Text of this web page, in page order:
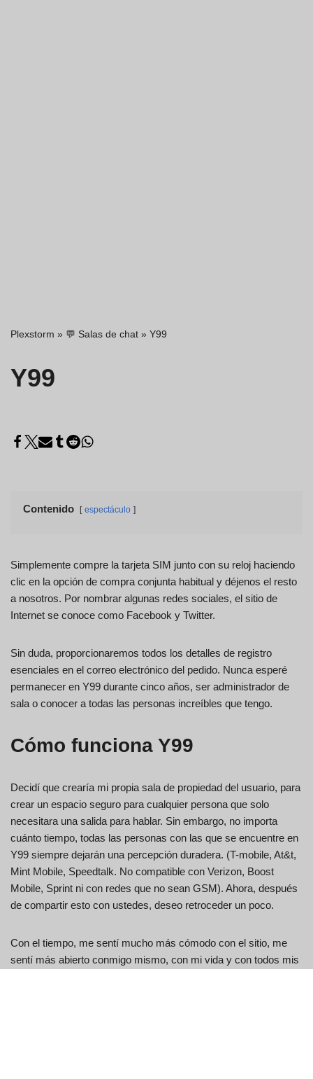
Plexstorm » 💬 Salas de chat » Y99
Y99
Contenido espectáculo
Simplemente compre la tarjeta SIM junto con su reloj haciendo
clic en la opción de compra conjunta habitual y déjenos el resto
a nosotros. Por nombrar algunas redes sociales, el sitio de
Internet se conoce como Facebook y Twitter.
Sin duda, proporcionaremos todos los detalles de registro
esenciales en el correo electrónico del pedido. Nunca esperé
permanecer en Y99 durante cinco años, ser administrador de
sala o conocer a todas las personas increíbles que tengo.
Cómo funciona Y99
Decidí que crearía mi propia sala de propiedad del usuario, para
crear un espacio seguro para cualquier persona que solo
necesitara una salida para hablar. Sin embargo, no importa
cuánto tiempo, todas las personas con las que se encuentre en
Y99 siempre dejarán una percepción duradera. (T-mobile, At&t,
Mint Mobile, Speedtalk. No compatible con Verizon, Boost
Mobile, Sprint ni con redes que no sean GSM). Ahora, después
de compartir esto con ustedes, deseo retroceder un poco.
Con el tiempo, me sentí mucho más cómodo con el sitio, me
sentí más abierto conmigo mismo, con mi vida y con todos mis